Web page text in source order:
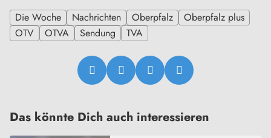
Die Woche
Nachrichten Oberpfalz
Oberpfalz plus
OTV
OTVA Sendung TVA
Das könnte Dich auch interessieren